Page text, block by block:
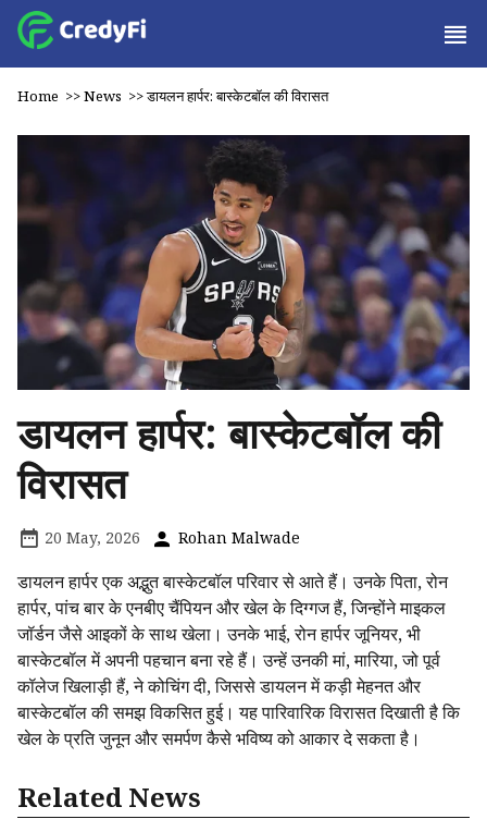
Home >>News >>डायलन हार्पर: बास्केटबॉल की विरासत
डायलन हार्पर: बास्केटबॉल की
विरासत
20 May, 2026 Rohan Malwade
डायलन हार्पर एक अद्भुत बास्केटबॉल परिवार से आते हैं। उनके पिता, रोन
हार्पर, पांच बार के एनबीए चैंपियन और खेल के दिग्गज हैं, जिन्होंने माइकल
जॉर्डन जैसे आइकों के साथ खेला। उनके भाई, रोन हार्पर जूनियर, भी
बास्केटबॉल में अपनी पहचान बना रहे हैं। उन्हें उनकी मां, मारिया, जो पूर्व
कॉलेज खिलाड़ी हैं, ने कोचिंग दी, जिससे डायलन में कड़ी मेहनत और
बास्केटबॉल की समझ विकसित हुई। यह पारिवारिक विरासत दिखाती है कि
खेल के प्रति जुनून और समर्पण कैसे भविष्य को आकार दे सकता है।
Related News